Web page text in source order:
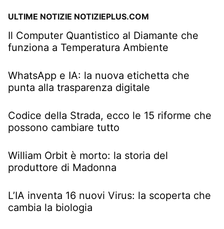
ULTIME NOTIZIE NOTIZIEPLUS.COM
Il Computer Quantistico al Diamante che
funziona a Temperatura Ambiente
WhatsApp e IA: la nuova etichetta che
punta alla trasparenza digitale
Codice della Strada, ecco le 15 riforme che
possono cambiare tutto
William Orbit è morto: la storia del
produttore di Madonna
L’IA inventa 16 nuovi Virus: la scoperta che
cambia la biologia